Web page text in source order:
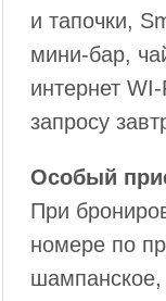
и тапочки,
мини-бар,
интернет
запросу
Особый
При
номере по
шампанское,